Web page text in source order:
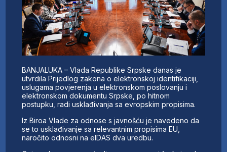
BANJALUKA – Vlada Republike Srpske danas je
utvrdila Prijedlog zakona o elektronskoj identifikaciji,
uslugama povjerenja u elektronskom poslovanju i
elektronskom dokumentu Srpske, po hitnom
postupku, radi usklađivanja sa evropskim propisima.
Iz Biroa Vlade za odnose s javnošću je navedeno da
se to usklađivanje sa relevantnim propisima EU,
naročito odnosni na eIDAS dva uredbu.